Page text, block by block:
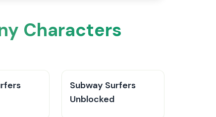
Characters
Subway Surfers
Unblocked